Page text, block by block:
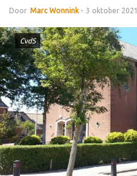
Door Marc Wonnink - 3 oktober 2021
CvdS